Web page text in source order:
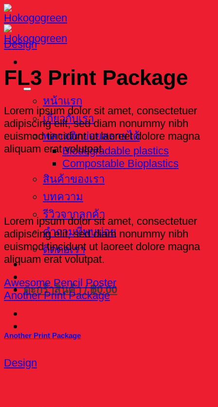
Skip
to
content
หน้าแรก
เกี่ยวกับเรา
พลาสติกย่อยสลายได้
Biodegradable plastics
Compostable Bioplastics
สินค้าของเรา
บทความ
รีวิวจากลูกค้า
คำถามที่พบบ่อย
ติดต่อเรา
ตะกร้าสินค้า /฿0.00
Design
FL3 Print Package
Lorem ipsum dolor sit amet, consectetuer
adipiscing elit, sed diam nonummy nibh
euismod tincidunt ut laoreet dolore magna
aliquam erat volutpat.
Lorem ipsum dolor sit amet, consectetuer
adipiscing elit, sed diam nonummy nibh
euismod tincidunt ut laoreet dolore magna
aliquam erat volutpat.
Awesome Pencil Poster
Another Print Package
Another Print Package
Design